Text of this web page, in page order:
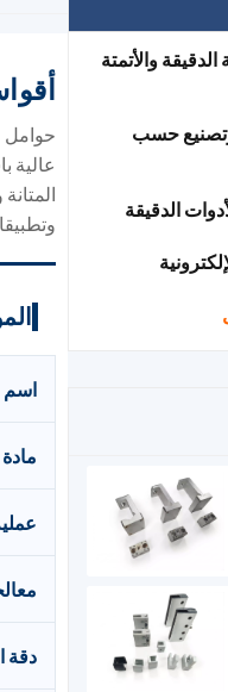
والأتمتة
حسب
الدقيقة
اسم
مادة
دقة